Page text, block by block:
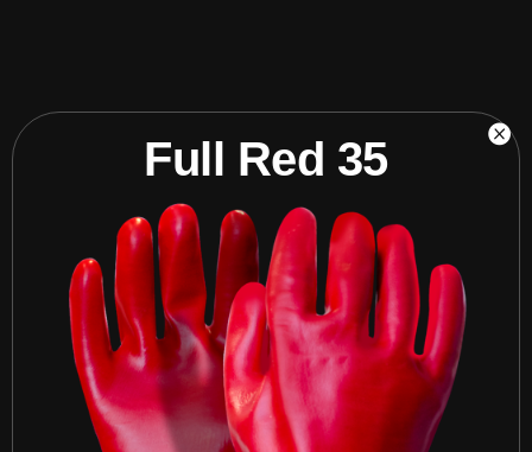
Full Red 35